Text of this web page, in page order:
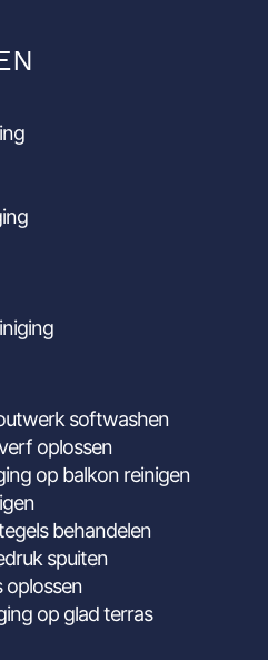
softwashen
oplossen
op balkon reinigen
behandelen
spuiten
oplossen
op glad terras